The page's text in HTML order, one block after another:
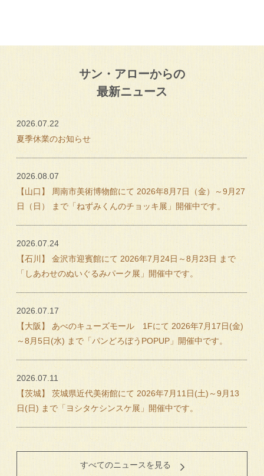
サン・アローからの
最新ニュース
2026.07.22
夏季休業のお知らせ
2026.08.07
【山口】 周南市美術博物館にて 2026年8月7日（金）～9月27
日（日） まで「ねずみくんのチョッキ展」開催中です。
2026.07.24
【石川】 金沢市迎賓館にて 2026年7月24日～8月23日 まで
「しあわせのぬいぐるみパーク展」開催中です。
2026.07.17
【大阪】 あべのキューズモール 1Fにて 2026年7月17日(金)
～8月5日(水) まで「パンどろぼうPOPUP」開催中です。
2026.07.11
【茨城】 茨城県近代美術館にて 2026年7月11日(土)～9月13
日(日) まで「ヨシタケシンスケ展」開催中です。
すべてのニュースを見る